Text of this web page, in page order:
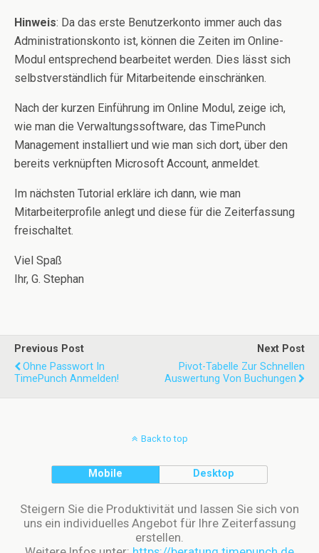
Hinweis: Da das erste Benutzerkonto immer auch das
Administrationskonto ist, können die Zeiten im Online-
Modul entsprechend bearbeitet werden. Dies lässt sich
selbstverständlich für Mitarbeitende einschränken.
Nach der kurzen Einführung im Online Modul, zeige ich,
wie man die Verwaltungssoftware, das TimePunch
Management installiert und wie man sich dort, über den
bereits verknüpften Microsoft Account, anmeldet.
Im nächsten Tutorial erkläre ich dann, wie man
Mitarbeiterprofile anlegt und diese für die Zeiterfassung
freischaltet.
Viel Spaß
Ihr, G. Stephan
Previous Post
Ohne Passwort In
TimePunch Anmelden!
Next Post
Pivot-Tabelle Zur Schnellen
Auswertung Von Buchungen
Back to top
Mobile Desktop
Steigern Sie die Produktivität und lassen Sie sich von
uns ein individuelles Angebot für Ihre Zeiterfassung
erstellen.